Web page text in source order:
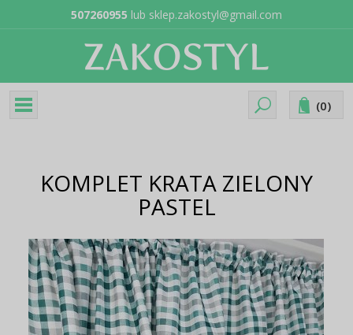
507260955 lub sklep.zakostyl@gmail.com
(0)
KOMPLET KRATA ZIELONY
PASTEL